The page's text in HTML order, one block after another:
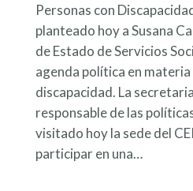
Personas con
planteado hoy a Susana
de Estado de Servicios
agenda política en
discapacidad. La
responsable de las
visitado hoy la sede del
participar en una…